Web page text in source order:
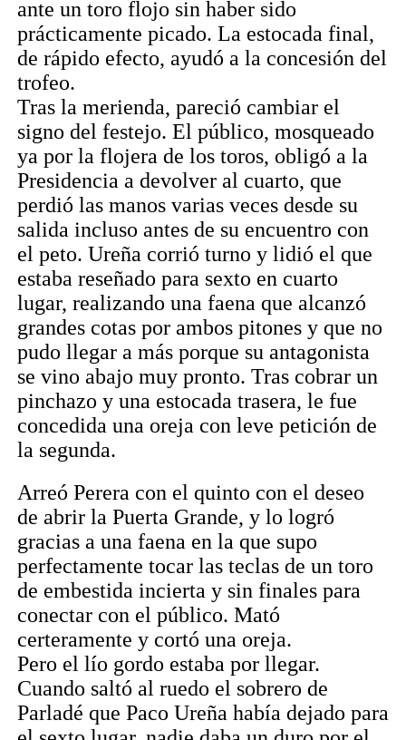
ante un toro flojo sin haber sido
prácticamente picado. La estocada final,
de rápido efecto, ayudó a la concesión del
trofeo.
Tras la merienda, pareció cambiar el
signo del festejo. El público, mosqueado
ya por la flojera de los toros, obligó a la
Presidencia a devolver al cuarto, que
perdió las manos varias veces desde su
salida incluso antes de su encuentro con
el peto. Ureña corrió turno y lidió el que
estaba reseñado para sexto en cuarto
lugar, realizando una faena que alcanzó
grandes cotas por ambos pitones y que no
pudo llegar a más porque su antagonista
se vino abajo muy pronto. Tras cobrar un
pinchazo y una estocada trasera, le fue
concedida una oreja con leve petición de
la segunda.
Arreó Perera con el quinto con el deseo
de abrir la Puerta Grande, y lo logró
gracias a una faena en la que supo
perfectamente tocar las teclas de un toro
de embestida incierta y sin finales para
conectar con el público. Mató
certeramente y cortó una oreja.
Pero el lío gordo estaba por llegar.
Cuando saltó al ruedo el sobrero de
Parladé que Paco Ureña había dejado para